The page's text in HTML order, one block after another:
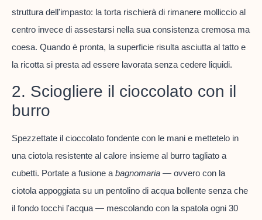
struttura dell'impasto: la torta rischierà di rimanere molliccio al
centro invece di assestarsi nella sua consistenza cremosa ma
coesa. Quando è pronta, la superficie risulta asciutta al tatto e
la ricotta si presta ad essere lavorata senza cedere liquidi.
2. Sciogliere il cioccolato con il
burro
Spezzettate il cioccolato fondente con le mani e mettetelo in
una ciotola resistente al calore insieme al burro tagliato a
cubetti. Portate a fusione a bagnomaria — ovvero con la
ciotola appoggiata su un pentolino di acqua bollente senza che
il fondo tocchi l'acqua — mescolando con la spatola ogni 30